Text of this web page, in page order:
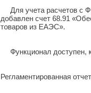
Для учета расчетов с
добавлен счет 68.91
товаров из ЕАЭС».
Функционал доступен,
Регламентированная